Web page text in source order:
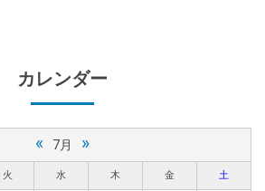
カレンダー
« 7月 »
火 水 木 金 土